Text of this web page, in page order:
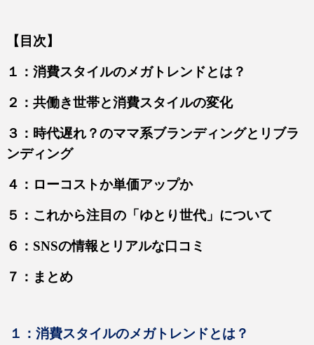
【目次】
１：消費スタイルのメガトレンドとは？
２：共働き世帯と消費スタイルの変化
３：時代遅れ？のママ系ブランディングとリブラ
ンディング
４：ローコストか単価アップか
５：これから注目の「ゆとり世代」について
６： SNSの情報とリアルな口コミ
７：まとめ
１：消費スタイルのメガトレンドとは？